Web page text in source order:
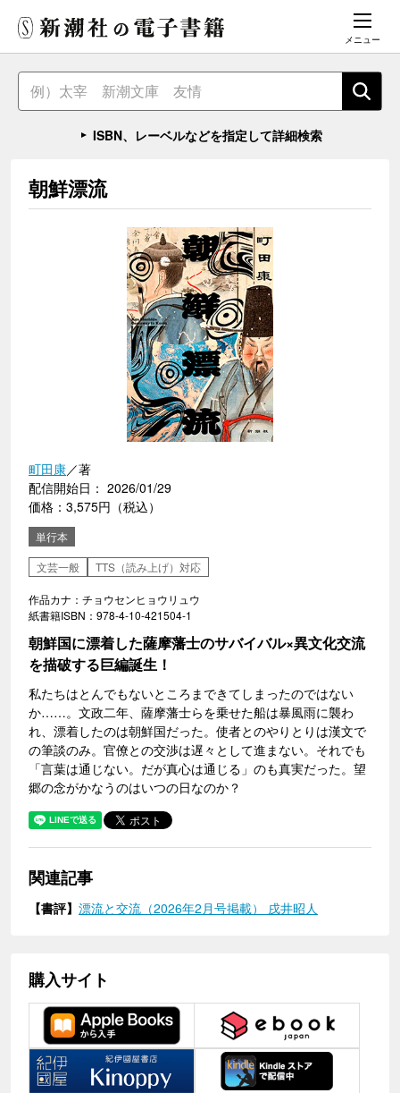
メニュー
ISBN、レーベルなどを指定して詳細検索
朝鮮漂流
町田康／著
配信開始日： 2026/01/29
価格：3,575円（税込）
単行本
文芸一般
TTS（読み上げ）対応
作品カナ：チョウセンヒョウリュウ
紙書籍ISBN：978-4-10-421504-1
朝鮮国に漂着した薩摩藩士のサバイバル×異文化交流
を描破する巨編誕生！
私たちはとんでもないところまできてしまったのではない
か……。文政二年、薩摩藩士らを乗せた船は暴風雨に襲わ
れ、漂着したのは朝鮮国だった。使者とのやりとりは漢文で
の筆談のみ。官僚との交渉は遅々として進まない。それでも
「言葉は通じない。だが真心は通じる」のも真実だった。望
郷の念がかなうのはいつの日なのか？
関連記事
【書評】 漂流と交流（2026年2月号掲載） 戌井昭人
購入サイト